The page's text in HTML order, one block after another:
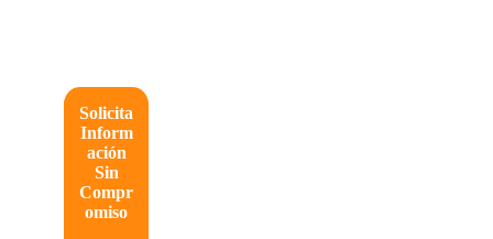
Solicita
Inform
ación
Sin
Compr
omiso